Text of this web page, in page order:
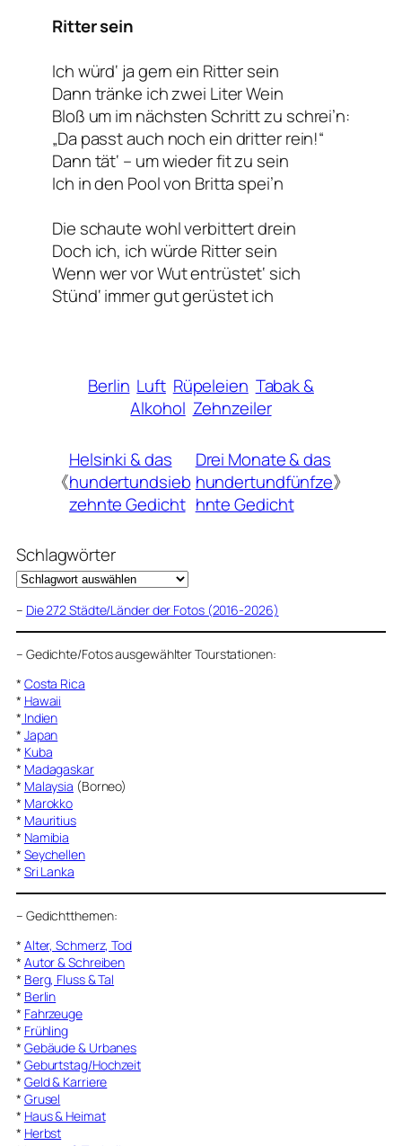
Ritter sein
Ich würd‘ ja gern ein Ritter sein
Dann tränke ich zwei Liter Wein
Bloß um im nächsten Schritt zu schrei’n:
„Da passt auch noch ein dritter rein!“
Dann tät‘ – um wieder fit zu sein
Ich in den Pool von Britta spei’n
Die schaute wohl verbittert drein
Doch ich, ich würde Ritter sein
Wenn wer vor Wut entrüstet‘ sich
Stünd‘ immer gut gerüstet ich
Berlin Luft Rüpeleien Tabak &
Alkohol Zehnzeiler
《
Helsinki & das
hundertundsieb
zehnte Gedicht
Drei Monate & das
hundertundfünfze
hnte Gedicht
》
Schlagwörter
– Die 272 Städte/Länder der Fotos (2016-2026)
– Gedichte/Fotos ausgewählter Tourstationen:
* Costa Rica
* Hawaii
* Indien
* Japan
* Kuba
* Madagaskar
* Malaysia (Borneo)
* Marokko
* Mauritius
* Namibia
* Seychellen
* Sri Lanka
– Gedichtthemen:
* Alter, Schmerz, Tod
* Autor & Schreiben
* Berg, Fluss & Tal
* Berlin
* Fahrzeuge
* Frühling
* Gebäude & Urbanes
* Geburtstag/Hochzeit
* Geld & Karriere
* Grusel
* Haus & Heimat
* Herbst